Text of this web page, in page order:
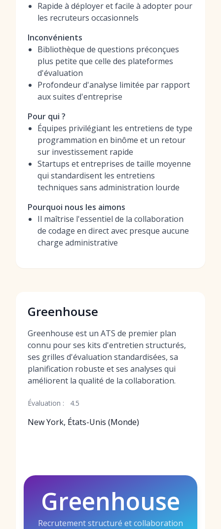
Rapide à déployer et facile à adopter pour
les recruteurs occasionnels
Inconvénients
Bibliothèque de questions préconçues
plus petite que celle des plateformes
d'évaluation
Profondeur d'analyse limitée par rapport
aux suites d'entreprise
Pour qui ?
Équipes privilégiant les entretiens de type
programmation en binôme et un retour
sur investissement rapide
Startups et entreprises de taille moyenne
qui standardisent les entretiens
techniques sans administration lourde
Pourquoi nous les aimons
Il maîtrise l'essentiel de la collaboration
de codage en direct avec presque aucune
charge administrative
Greenhouse
Greenhouse est un ATS de premier plan
connu pour ses kits d'entretien structurés,
ses grilles d'évaluation standardisées, sa
planification robuste et ses analyses qui
améliorent la qualité de la collaboration.
Évaluation : 4.5
New York, États-Unis (Monde)
Greenhouse
Recrutement structuré et collaboration